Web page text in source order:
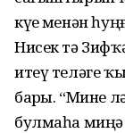
күҙе менән
Нисек тә
итеү теләге
барҙы. “Мине
булмаһа миңә